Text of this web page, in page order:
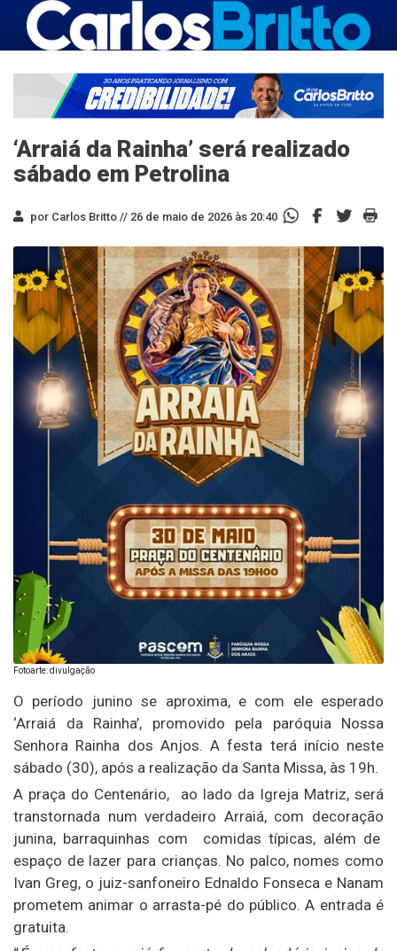
‘Arraiá da Rainha’ será realizado
sábado em Petrolina
por Carlos Britto // 26 de maio de 2026 às 20:40
Fotoarte: divulgação
O período junino se aproxima, e com ele esperado
‘Arraiá da Rainha’, promovido pela paróquia Nossa
Senhora Rainha dos Anjos. A festa terá início neste
sábado (30), após a realização da Santa Missa, às 19h.
A praça do Centenário, ao lado da Igreja Matriz, será
transtornada num verdadeiro Arraiá, com decoração
junina, barraquinhas com comidas típicas, além de
espaço de lazer para crianças. No palco, nomes como
Ivan Greg, o juiz-sanfoneiro Ednaldo Fonseca e Nanam
prometem animar o arrasta-pé do público. A entrada é
gratuita.